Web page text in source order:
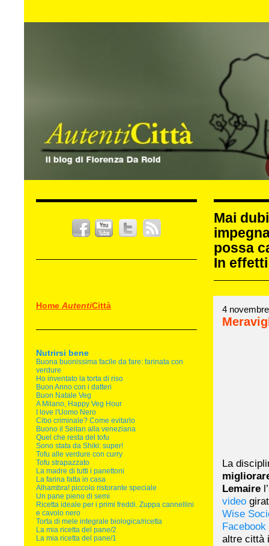
Mai
possa
In
Home AutentiCittà
Nutrirsi bene
Buona buonissima facile da fare: farinata con
verdure
Ho inventato la torta di riso
Buon Anno con i datteri
Buon Natale Veg
A Milano, Happy Veg Hour
I love l'Uomo Nero
Cibo criminale? Come evitarlo
Buono il Seitan alla veneziana
Quel che resta del tofu
Sono stata da Shiki: super!
Tofu alle verdure con curry
Tofu strapazzato
La madre di tutti i panettoni
La farina fatta in casa
Alhambra! piccolo ristorante speciale
Un pane pieno di semi
Ricetta ideale per i primi freddi. Zuppa cannellini
e cavolo nero
Torta di mele integrale biologica/ricetta
La mia ricetta del pane/2
La mia ricetta del pane/1
4
La
Lemaire
video
Wise
Facebook
altre città